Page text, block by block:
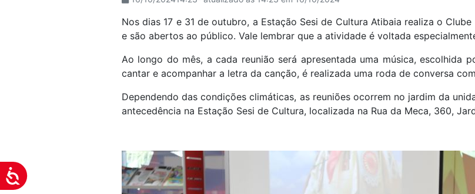
abrir
um
Acessibilidade
Nos dias 17 e 31 de outubro, a Estação Sesi de Cultura Atibaia realiza o
e são abertos ao público. Vale lembrar que a atividade é voltada
Ao longo do mês, a cada reunião será apresentada uma música, escolhida
cantar e acompanhar a letra da canção, é realizada uma roda de conversa
Dependendo das condições climáticas, as reuniões ocorrem no jardim da
antecedência na Estação Sesi de Cultura, localizada na Rua da Meca, 360,